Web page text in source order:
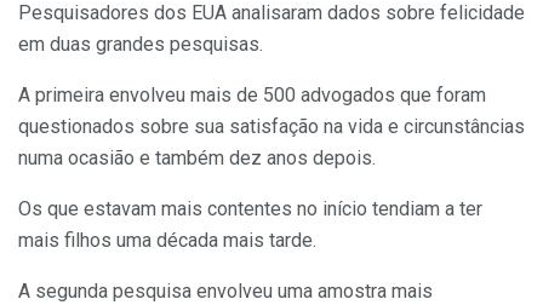
Pesquisadores dos EUA analisaram dados sobre felicidade
em duas grandes pesquisas.
A primeira envolveu mais de 500 advogados que foram
questionados sobre sua satisfação na vida e circunstâncias
numa ocasião e também dez anos depois.
Os que estavam mais contentes no início tendiam a ter
mais filhos uma década mais tarde.
A segunda pesquisa envolveu uma amostra mais